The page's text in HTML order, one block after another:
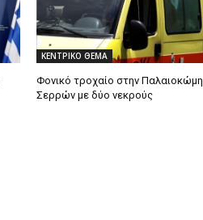
ΚΕΝΤΡΙΚΟ ΘΕΜΑ
Φονικό τροχαίο στην Παλαιοκώμη
Σερρών με δύο νεκρούς